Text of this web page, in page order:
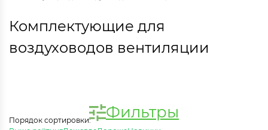
Комплектующие для
воздуховодов вентиляции
Фильтры
Порядок сортировки: